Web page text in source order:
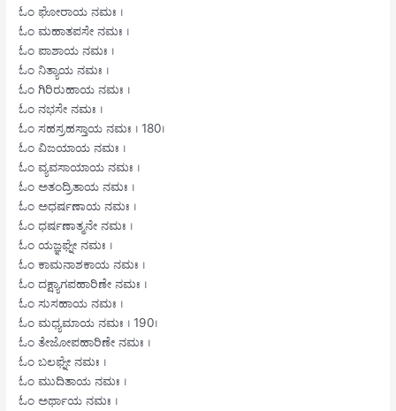
ಓಂ ಘೋರಾಯ ನಮಃ ।
ಓಂ ಮಹಾತಪಸೇ ನಮಃ ।
ಓಂ ಪಾಶಾಯ ನಮಃ ।
ಓಂ ನಿತ್ಯಾಯ ನಮಃ ।
ಓಂ ಗಿರಿರುಹಾಯ ನಮಃ ।
ಓಂ ನಭಸೇ ನಮಃ ।
ಓಂ ಸಹಸ್ರಹಸ್ತಾಯ ನಮಃ । 180।
ಓಂ ವಿಜಯಾಯ ನಮಃ ।
ಓಂ ವ್ಯವಸಾಯಾಯ ನಮಃ ।
ಓಂ ಅತಂದ್ರಿತಾಯ ನಮಃ ।
ಓಂ ಅಧರ್ಷಣಾಯ ನಮಃ ।
ಓಂ ಧರ್ಷಣಾತ್ಮನೇ ನಮಃ ।
ಓಂ ಯಜ್ಞಘ್ನೇ ನಮಃ ।
ಓಂ ಕಾಮನಾಶಕಾಯ ನಮಃ ।
ಓಂ ದಕ್ಷ್ಯಾಗಪಹಾರಿಣೇ ನಮಃ ।
ಓಂ ಸುಸಹಾಯ ನಮಃ ।
ಓಂ ಮಧ್ಯಮಾಯ ನಮಃ । 190।
ಓಂ ತೇಜೋಪಹಾರಿಣೇ ನಮಃ ।
ಓಂ ಬಲಘ್ನೇ ನಮಃ ।
ಓಂ ಮುದಿತಾಯ ನಮಃ ।
ಓಂ ಅರ್ಥಾಯ ನಮಃ ।